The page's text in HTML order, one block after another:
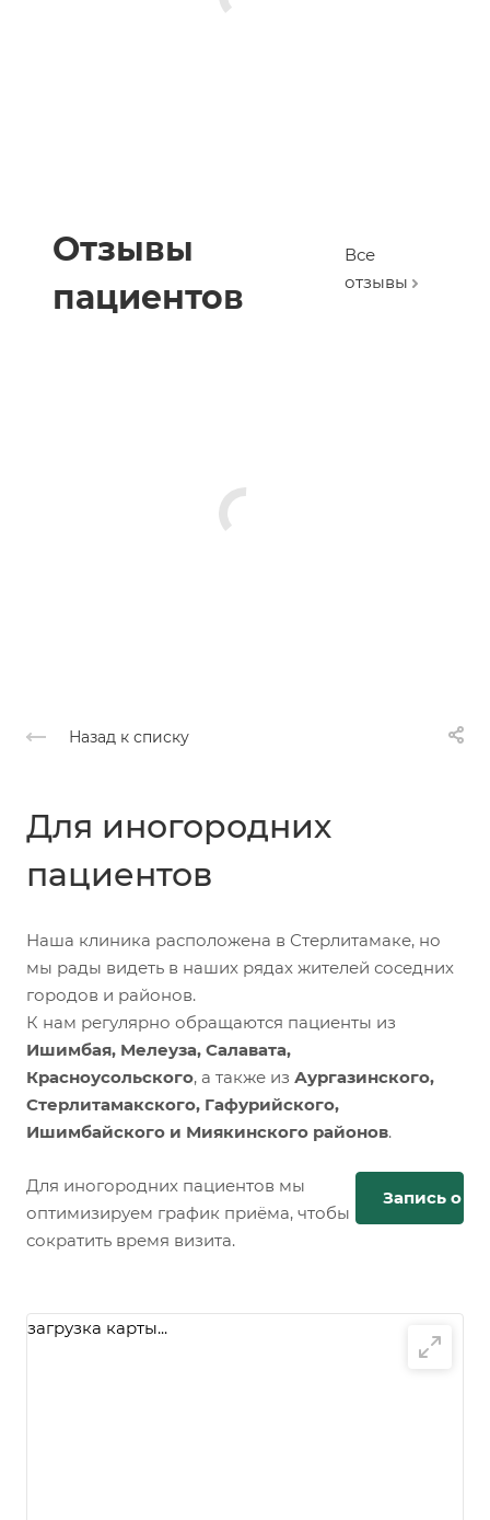
Отзывы
пациентов
Все
отзывы
Назад к списку
Для иногородних
пациентов
Наша клиника расположена в Стерлитамаке, но
мы рады видеть в наших рядах жителей соседних
городов и районов.
К нам регулярно обращаются пациенты из
Ишимбая, Мелеуза, Салавата,
Красноусольского, а также из Аургазинского,
Стерлитамакского, Гафурийского,
Ишимбайского и Миякинского районов.
Для иногородних пациентов мы
оптимизируем график приёма, чтобы
сократить время визита.
Запись
загрузка карты...